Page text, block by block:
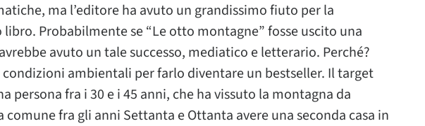
ma l’editore ha avuto un grandissimo fiuto per la
Probabilmente se “Le otto montagne” fosse uscito una
avuto un tale successo, mediatico e letterario. Perché?
condizioni ambientali per farlo diventare un bestseller. Il target
persona fra i 30 e i 45 anni, che ha vissuto la montagna da
comune fra gli anni Settanta e Ottanta avere una seconda casa in